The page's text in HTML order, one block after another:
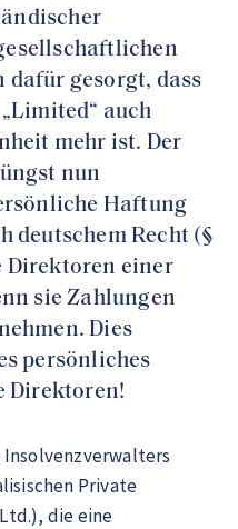
dafür gesorgt, dass
auch
mehr ist. Der
nun
Haftung
deutschem Recht (§
Direktoren einer
sie Zahlungen
Dies
persönliches
Direktoren!
Private
die eine